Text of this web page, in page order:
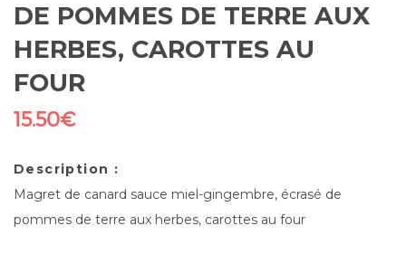
DE POMMES DE TERRE AUX
HERBES, CAROTTES AU
FOUR
15.50€
Description :
Magret de canard sauce miel-gingembre, écrasé de
pommes de terre aux herbes, carottes au four